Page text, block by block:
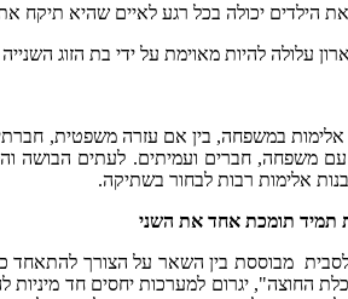
הילדים יכולה בכל רגע לאיים שהיא תיקח
עלולה להיות מאוימת על ידי בת הזוג
במשפחה, בין אם עזרה משפטית,
עם משפחה, חברים ועמיתים. לעתים הבושה
אלימות רבות לבחור בשתיקה.
תמיד תומכת אחד את השני
מבוססת בין השאר על הצורך להתאחד
החוצה", יגרום למערכות יחסים חד